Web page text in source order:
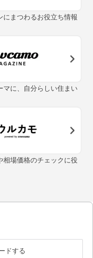
にまつわるお役立ち情報
マに、自分らしい住まい
相場価格のチェックに役
ドする